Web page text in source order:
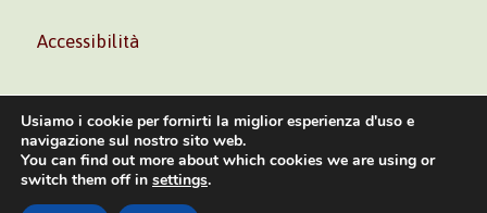
Accessibilità
Volontè & Co. Srl – P.I. 06181480960 –info@volonte-
Usiamo i cookie per fornirti la miglior esperienza d'uso e
navigazione sul nostro sito web.
You can find out more about which cookies we are using or
switch them off in settings.